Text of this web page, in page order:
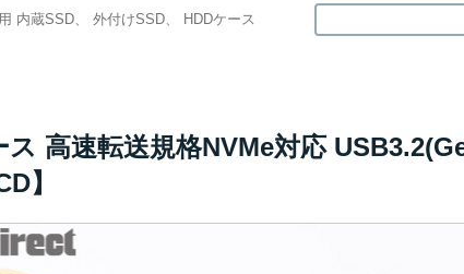
内蔵SSD 外付けSSD HDDケース
ス 高速転送規格NVMe対応
】